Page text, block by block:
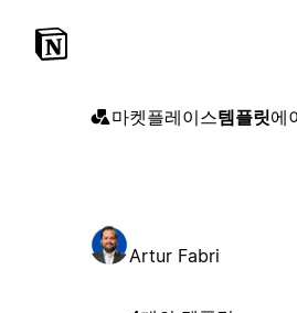
마켓플레이스템플릿에
Artur Fabri